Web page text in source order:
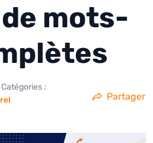
mots-
Catégories :
Partager